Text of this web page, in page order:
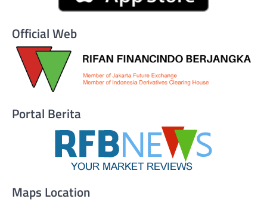
Official Web
Portal Berita
Maps Location